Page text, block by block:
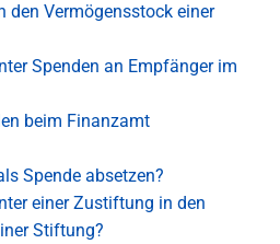
den Vermögensstock einer
Spenden an Empfänger im
beim Finanzamt
Spende absetzen?
einer Zustiftung in den
Stiftung?